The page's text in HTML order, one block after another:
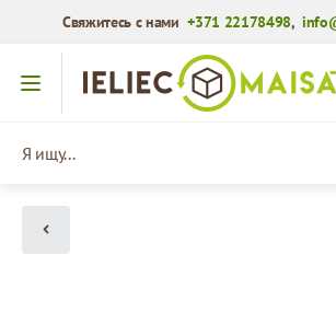
Свяжитесь с нами+371 22178498,
Перейти к содержимому